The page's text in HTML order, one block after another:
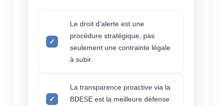
Le droit d’alerte est une
procédure stratégique, pas
seulement une contrainte légale
à subir.
La transparence proactive via la
BDESE est la meilleure défense